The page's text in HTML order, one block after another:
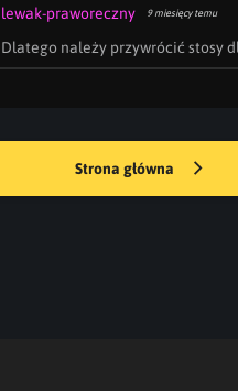
lewak-praworeczny 9 miesięcy temu
Dlatego należy przywrócić stosy
Strona główna